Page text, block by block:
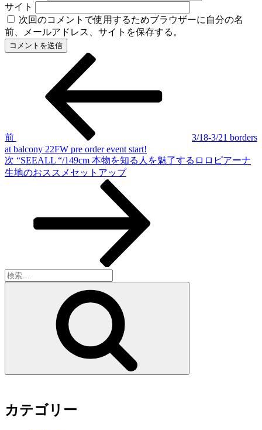
サイト
次回のコメントで使用するためブラウザーに自分の名
前、メールアドレス、サイトを保存する。
ゲ
ー
シ
前
3/18-3/21 borders
at balcony 22FW pre order event start!
次
の
次 “SEEALL “/149cm 本物を知る人を魅了するロロピアーナ
生地のおススメセットアップ
検
索:
カテゴリー